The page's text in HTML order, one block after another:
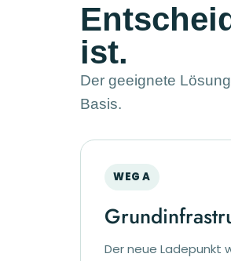
ist.
Der geeignete
Basis.
WEG A
Der neue Ladepunkt